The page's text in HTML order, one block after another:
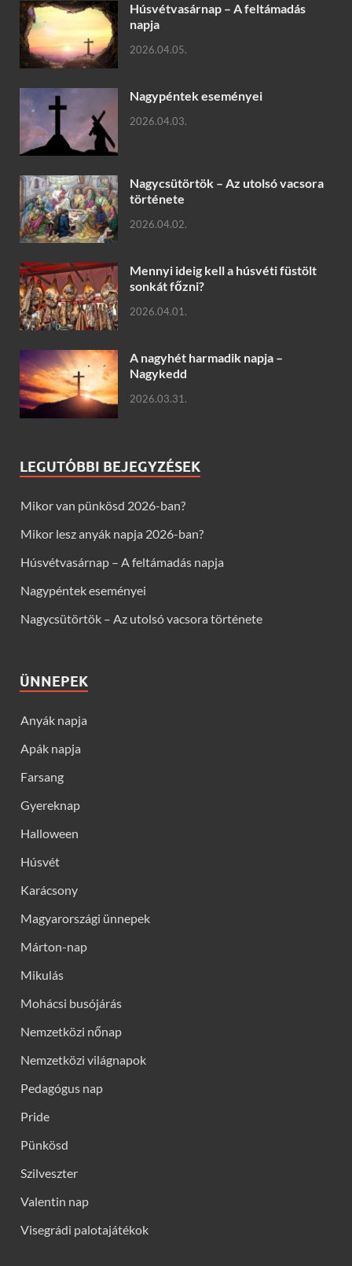
Húsvétvasárnap – A feltámadás
napja
2026.04.05.
Nagypéntek eseményei
2026.04.03.
Nagycsütörtök – Az utolsó vacsora
története
2026.04.02.
Mennyi ideig kell a húsvéti füstölt
sonkát főzni?
2026.04.01.
A nagyhét harmadik napja –
Nagykedd
2026.03.31.
LEGUTÓBBI BEJEGYZÉSEK
Mikor van pünkösd 2026-ban?
Mikor lesz anyák napja 2026-ban?
Húsvétvasárnap – A feltámadás napja
Nagypéntek eseményei
Nagycsütörtök – Az utolsó vacsora története
ÜNNEPEK
Anyák napja
Apák napja
Farsang
Gyereknap
Halloween
Húsvét
Karácsony
Magyarországi ünnepek
Márton-nap
Mikulás
Mohácsi busójárás
Nemzetközi nőnap
Nemzetközi világnapok
Pedagógus nap
Pride
Pünkösd
Szilveszter
Valentin nap
Visegrádi palotajátékok